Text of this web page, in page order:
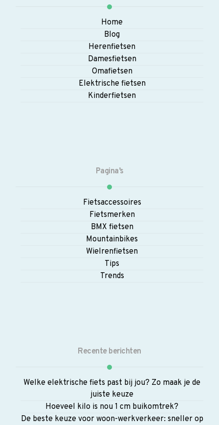
Home
Blog
Herenfietsen
Damesfietsen
Omafietsen
Elektrische fietsen
Kinderfietsen
Pagina’s
Fietsaccessoires
Fietsmerken
BMX fietsen
Mountainbikes
Wielrenfietsen
Tips
Trends
Recente berichten
Welke elektrische fiets past bij jou? Zo maak je de
juiste keuze
Hoeveel kilo is nou 1 cm buikomtrek?
De beste keuze voor woon-werkverkeer: sneller op